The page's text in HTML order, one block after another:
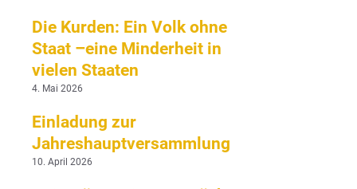
Die Kurden: Ein Volk ohne
Staat –eine Minderheit in
vielen Staaten
4. Mai 2026
Einladung zur
Jahreshauptversammlung
10. April 2026